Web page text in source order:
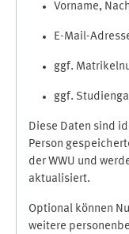
Vorname,
E-Mail-
ggf.
ggf.
Diese Daten sind
Person
der WWU und
aktualisiert.
Optional können
weitere